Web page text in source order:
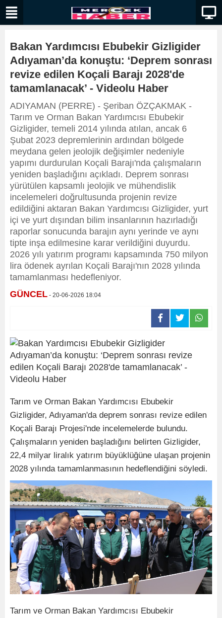
Bakan Yardımcısı Ebubekir Gizligider
Adıyaman’da konuştu: ‘Deprem sonrası
revize edilen Koçali Barajı 2028'de
tamamlanacak’ - Videolu Haber
ADIYAMAN (PERRE) - Şeriban ÖZÇAKMAK -
Tarım ve Orman Bakan Yardımcısı Ebubekir
Gizligider, temeli 2014 yılında atılan, ancak 6
Şubat 2023 depremlerinin ardından bölgede
meydana gelen jeolojik değişimler nedeniyle
yapımı durdurulan Koçali Barajı'nda çalışmaların
yeniden başladığını açıkladı. Deprem sonrası
yürütülen kapsamlı jeolojik ve mühendislik
incelemeleri doğrultusunda projenin revize
edildiğini aktaran Bakan Yardımcısı Gizligider, yurt
içi ve yurt dışından bilim insanlarının hazırladığı
raporlar sonucunda barajın aynı yerinde ve aynı
tipte inşa edilmesine karar verildiğini duyurdu.
2026 yılı yatırım programı kapsamında 750 milyon
lira ödenek ayrılan Koçali Barajı'nın 2028 yılında
tamamlanması hedefleniyor.
GÜNCEL - 20-06-2026 18:04
Tarım ve Orman Bakan Yardımcısı Ebubekir
Gizligider, Adıyaman'da deprem sonrası revize edilen
Koçali Barajı Projesi'nde incelemelerde bulundu.
Çalışmaların yeniden başladığını belirten Gizligider,
22,4 milyar liralık yatırım büyüklüğüne ulaşan projenin
2028 yılında tamamlanmasının hedeflendiğini söyledi.
Tarım ve Orman Bakan Yardımcısı Ebubekir